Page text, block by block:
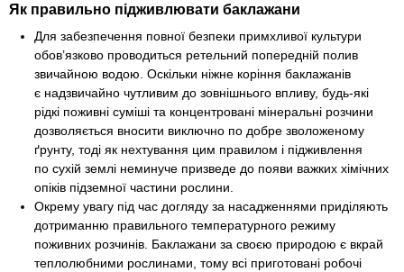
Як правильно підживлювати баклажани
Для забезпечення повної безпеки примхливої культури
обов’язково проводиться ретельний попередній полив
звичайною водою. Оскільки ніжне коріння баклажанів
є надзвичайно чутливим до зовнішнього впливу, будь-які
рідкі поживні суміші та концентровані мінеральні розчини
дозволяється вносити виключно по добре зволоженому
ґрунту, тоді як нехтування цим правилом і підживлення
по сухій землі неминуче призведе до появи важких хімічних
опіків підземної частини рослини.
Окрему увагу під час догляду за насадженнями приділяють
дотриманню правильного температурного режиму
поживних розчинів. Баклажани за своєю природою є вкрай
теплолюбними рослинами, тому всі приготовані робочі